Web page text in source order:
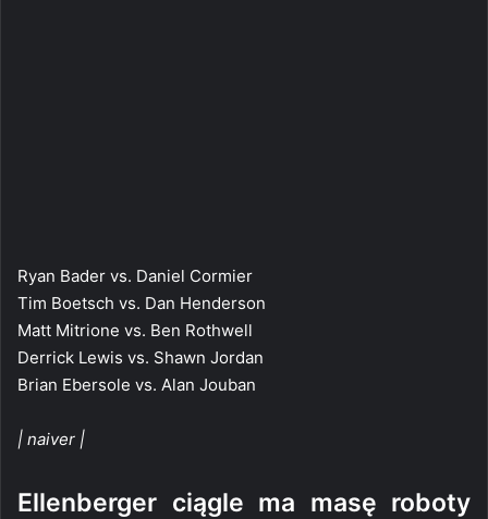
Ryan Bader vs. Daniel Cormier
Tim Boetsch vs. Dan Henderson
Matt Mitrione vs. Ben Rothwell
Derrick Lewis vs. Shawn Jordan
Brian Ebersole vs. Alan Jouban
| naiver |
Ellenberger ciągle ma masę roboty